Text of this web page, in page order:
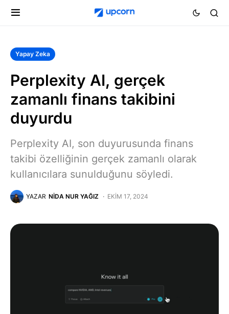
Yapay Zeka
Perplexity AI, gerçek
zamanlı finans takibini
duyurdu
Perplexity AI, son duyurusunda finans
takibi özelliğinin gerçek zamanlı olarak
kullanıcılara sunulduğunu söyledi.
YAZAR NIDA NUR YAĞIZ EKIM 17, 2024